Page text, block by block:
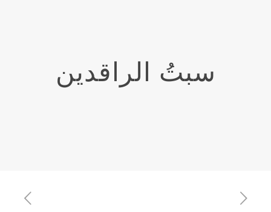
سبتُ الراقدين